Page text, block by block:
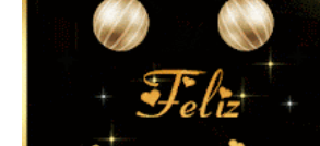
▷ Happy New Year 2026 GiF 【º‿º】